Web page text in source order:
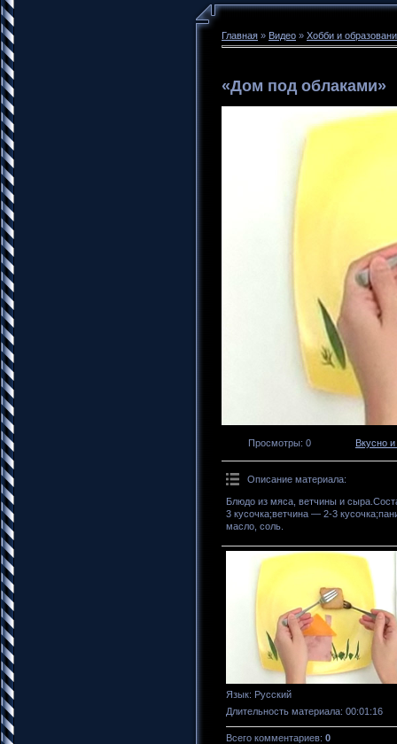
Главная » Видео » Хобби и
«Дом под облаками»
Просмотры: 0 Вкусно
Описание материала:
Блюдо из мяса, ветчины и
3 кусочка;ветчина — 2-3
масло, соль.
Язык: Русский
Длительность материала: 00:01:16
Всего комментариев: 0